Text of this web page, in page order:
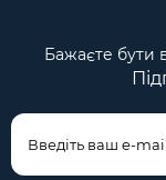
Бажаєте бути